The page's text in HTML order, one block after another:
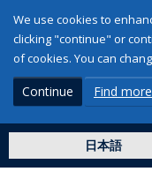
We use cookies to
clicking "continue" or
of cookies. You can
Continue Find more
日本語